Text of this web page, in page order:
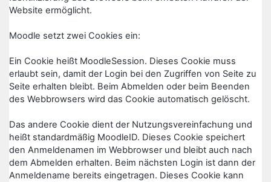
Website ermöglicht.
Moodle setzt zwei Cookies ein:
Ein Cookie heißt MoodleSession. Dieses Cookie muss
erlaubt sein, damit der Login bei den Zugriffen von Seite zu
Seite erhalten bleibt. Beim Abmelden oder beim Beenden
des Webbrowsers wird das Cookie automatisch gelöscht.
Das andere Cookie dient der Nutzungsvereinfachung und
heißt standardmäßig MoodleID. Dieses Cookie speichert
den Anmeldenamen im Webbrowser und bleibt auch nach
dem Abmelden erhalten. Beim nächsten Login ist dann der
Anmeldename bereits eingetragen. Dieses Cookie kann